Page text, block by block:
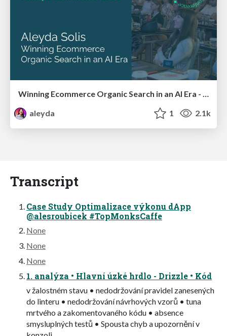
aleyda
1 2.1k
Transcript
Case Study Optimalizace výkonu dApp
@alesroubicek #TopMonksCaffe
None
None
None
1. analýza • Hlavní úzké hrdlo - Drizzle • Kód
v žalostném stavu • nedodržování pravidel zanesených
do linteru • nedodržování návrhových vzorů • tuna
mrtvého a zakomentovaného kódu • absence
smysluplných testů • Spousta chyb a upozornění v